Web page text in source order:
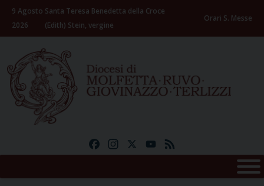
Skip
content
9 Agosto
2026
Santa Teresa Benedetta della Croce
(Edith) Stein, vergine
Orari S. Messe
FacebookInstagramYouTube